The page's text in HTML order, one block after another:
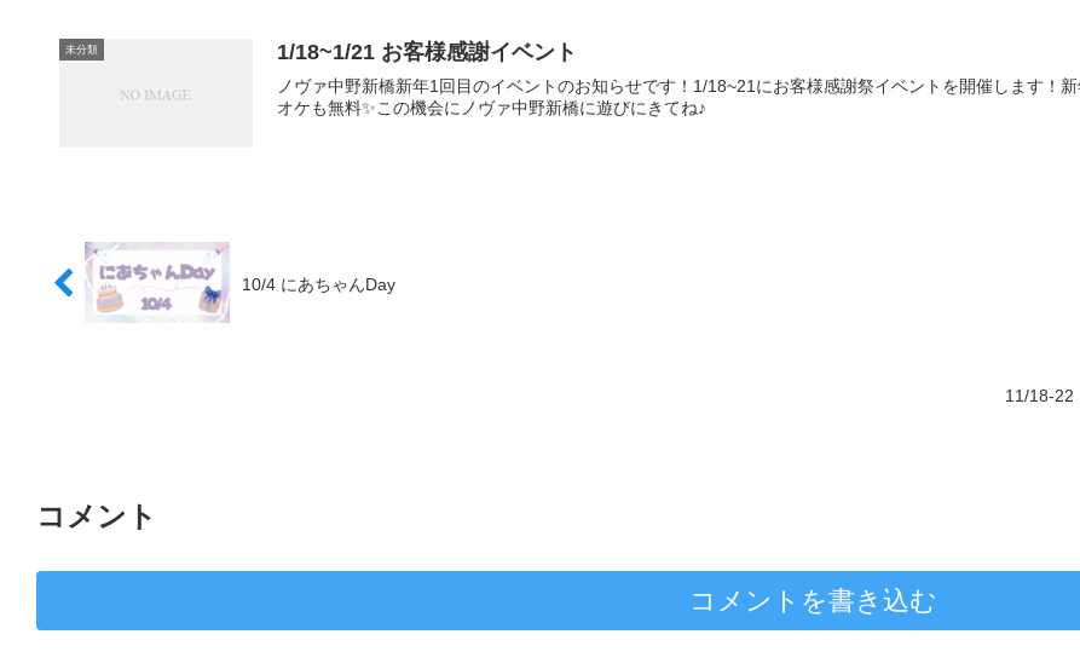
未分類 1/18~1/21 お客様感謝イベント
ノヴァ中野新橋新年1回目のイベントのお知らせです！1/18~21にお客様感謝祭イベントを開催します！
オケも無料✨この機会にノヴァ中野新橋に遊びにきてね♪
10/4 にあちゃんDay
11/18-22
コメント
コメントを書き込む